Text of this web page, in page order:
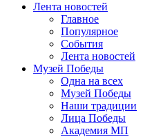
Лента новостей
Главное
Популярное
События
Лента новостей
Музей Победы
Одна на всех
Музей Победы
Наши традиции
Лица Победы
Академия МП